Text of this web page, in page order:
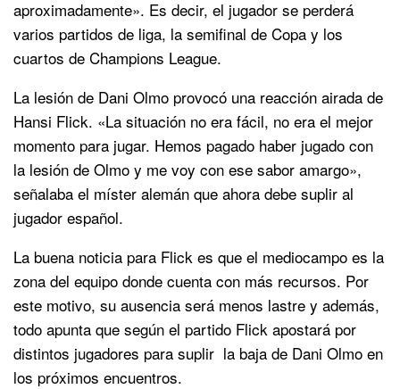
aproximadamente». Es decir, el jugador se perderá
varios partidos de liga, la semifinal de Copa y los
cuartos de Champions League.
La lesión de Dani Olmo provocó una reacción airada de
Hansi Flick. «La situación no era fácil, no era el mejor
momento para jugar. Hemos pagado haber jugado con
la lesión de Olmo y me voy con ese sabor amargo»,
señalaba el míster alemán que ahora debe suplir al
jugador español.
La buena noticia para Flick es que el mediocampo es la
zona del equipo donde cuenta con más recursos. Por
este motivo, su ausencia será menos lastre y además,
todo apunta que según el partido Flick apostará por
distintos jugadores para suplir la baja de Dani Olmo en
los próximos encuentros.